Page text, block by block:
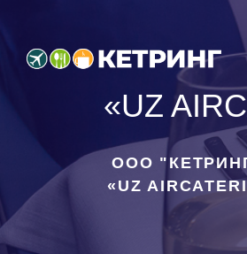
«UZ
ООО
«UZ